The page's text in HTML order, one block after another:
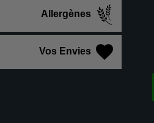
Allergènes
Vos Envies